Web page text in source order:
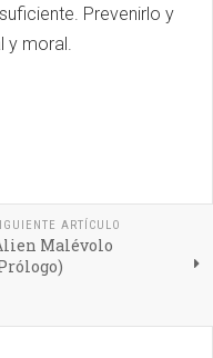
Prevenirlo y
y moral.
ARTÍCULO
Malévolo